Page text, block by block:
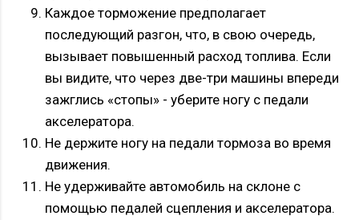
Каждое торможение предполагает
последующий разгон, что, в свою очередь,
вызывает повышенный расход топлива. Если
вы видите, что через две-три машины впереди
зажглись «стопы» - уберите ногу с педали
акселератора.
Не держите ногу на педали тормоза во время
движения.
Не удерживайте автомобиль на склоне с
помощью педалей сцепления и акселератора.